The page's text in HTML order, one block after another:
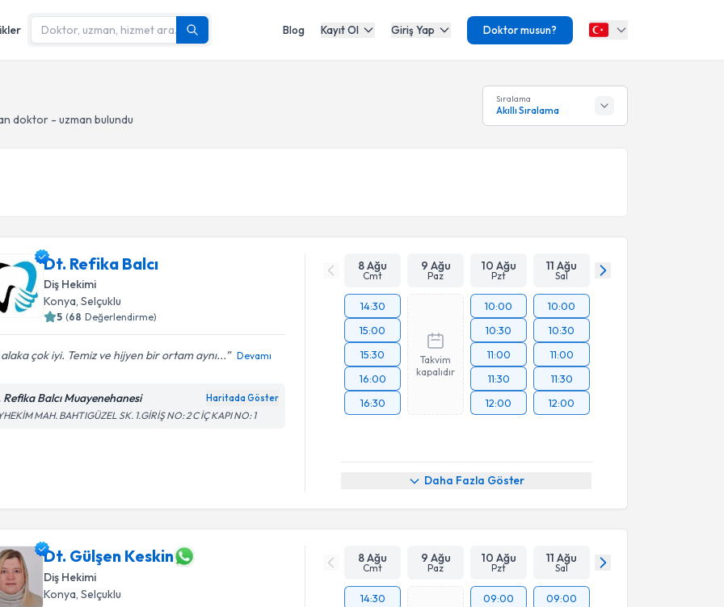
Blog Kayıt Ol Giriş Yap Doktor musun?
doktor - uzman bulundu
Sıralama
Akıllı Sıralama
Dt. Refika Balcı
Diş Hekimi
Konya, Selçuklu
5 (68 Değerlendirme)
çok iyi. Temiz ve hijyen bir ortam aynı... Devamı
Refika Balcı Muayenehanesi Haritada Göster
MAH. BAHTIGÜZEL SK. 1.GİRİŞ NO: 2 C İÇ KAPI NO: 1
8 Ağu
Cmt
9 Ağu
Paz
10 Ağu
Pzt
11 Ağu
Sal
14:30
15:00
15:30
16:00
16:30
Takvim
kapalıdır
10:00
10:30
11:00
11:30
12:00
10:00
10:30
11:00
11:30
12:00
Daha Fazla Göster
Dt. Gülşen Keskin
Diş Hekimi
Konya , Selçuklu
8 Ağu
Cmt
9 Ağu
Paz
10 Ağu
Pzt
11 Ağu
Sal
14:30
09:00
09:00